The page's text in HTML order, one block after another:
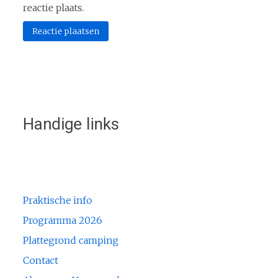
reactie plaats.
Handige links
Praktische info
Programma 2026
Plattegrond camping
Contact